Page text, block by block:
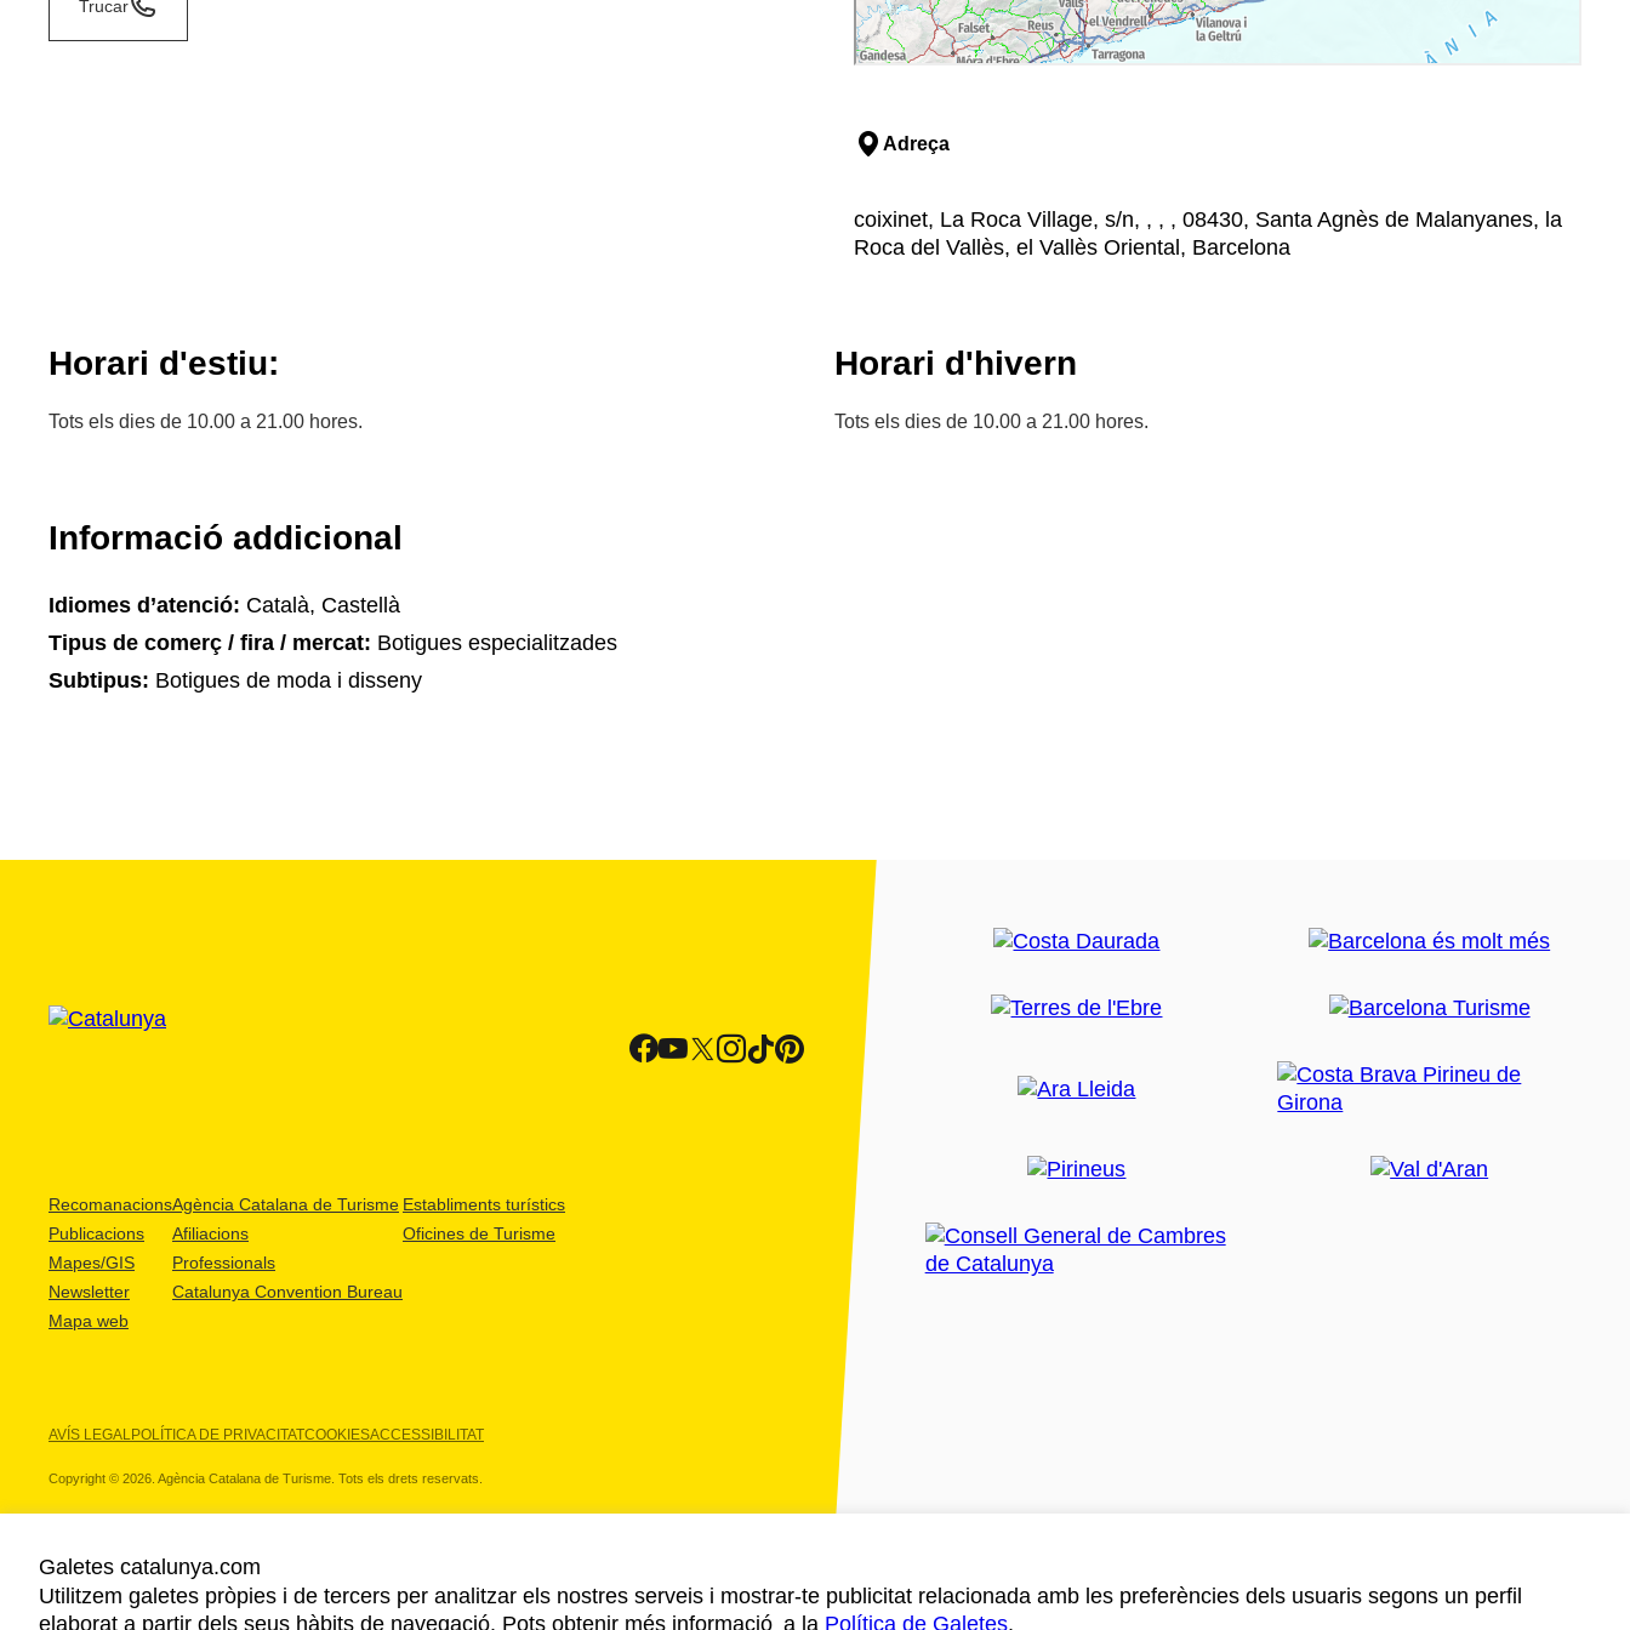
Trucar
Adreça
coixinet, La Roca Village, s/n, , , , 08430, Santa Agnès de Malanyanes, la
Roca del Vallès, el Vallès Oriental, Barcelona
Horari d'estiu:
Tots els dies de 10.00 a 21.00 hores.
Horari d'hivern
Tots els dies de 10.00 a 21.00 hores.
Informació addicional
Idiomes d’atenció: Català, Castellà
Tipus de comerç / fira / mercat: Botigues especialitzades
Subtipus: Botigues de moda i disseny
Recomanacions
Publicacions
Mapes/GIS
Newsletter
Mapa web
Agència Catalana de Turisme
Afiliacions
Professionals
Catalunya Convention Bureau
Establiments turístics
Oficines de Turisme
AVÍS LEGALPOLÍTICA DE PRIVACITATCOOKIESACCESSIBILITAT
Copyright © 2026. Agència Catalana de Turisme. Tots els drets reservats.
ELS NOSTRES PARTNERS
Galetes catalunya.com
Utilitzem galetes pròpies i de tercers per analitzar els nostres serveis i mostrar-te publicitat relacionada amb les preferències dels usuaris segons un perfil
elaborat a partir dels seus hàbits de navegació. Pots obtenir més informació a la Política de Galetes.